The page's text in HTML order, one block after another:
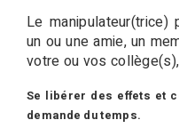
Le
un ou une amie, un
votre ou vos
Se libérer des effets et
demande du temps.